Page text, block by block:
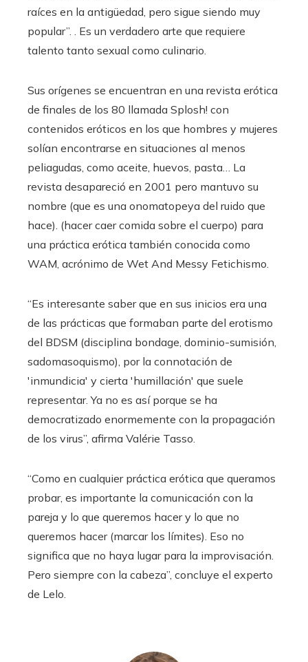
raíces en la antigüedad, pero sigue siendo muy
popular”. . Es un verdadero arte que requiere
talento tanto sexual como culinario.
Sus orígenes se encuentran en una revista erótica
de finales de los 80 llamada Splosh! con
contenidos eróticos en los que hombres y mujeres
solían encontrarse en situaciones al menos
peliagudas, como aceite, huevos, pasta… La
revista desapareció en 2001 pero mantuvo su
nombre (que es una onomatopeya del ruido que
hace). (hacer caer comida sobre el cuerpo) para
una práctica erótica también conocida como
WAM, acrónimo de Wet And Messy Fetichismo.
“Es interesante saber que en sus inicios era una
de las prácticas que formaban parte del erotismo
del BDSM (disciplina bondage, dominio-sumisión,
sadomasoquismo), por la connotación de
'inmundicia' y cierta 'humillación' que suele
representar. Ya no es así porque se ha
democratizado enormemente con la propagación
de los virus”, afirma Valérie Tasso.
“Como en cualquier práctica erótica que queramos
probar, es importante la comunicación con la
pareja y lo que queremos hacer y lo que no
queremos hacer (marcar los límites). Eso no
significa que no haya lugar para la improvisación.
Pero siempre con la cabeza”, concluye el experto
de Lelo.